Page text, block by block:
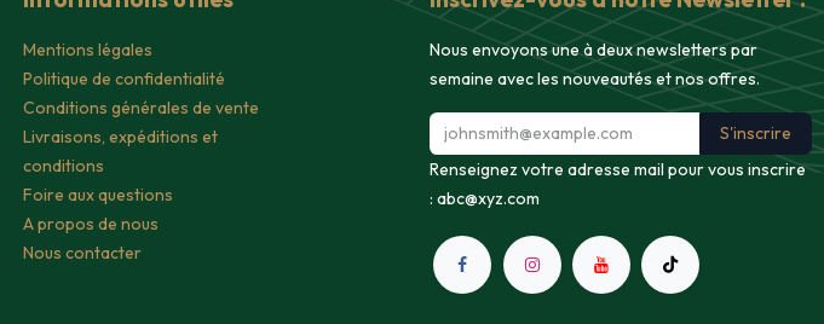
Mentions légales
Politique de confidentialité
Conditions générales de vente
Livraisons, expéditions et
conditions
Foire aux questions
A propos de nous
Nous contacter
Nous envoyons une à deux newsletters par
semaine avec les nouveautés et nos offres.
S'inscrire
Renseignez votre adresse mail pour vous inscrire
: abc@xyz.com